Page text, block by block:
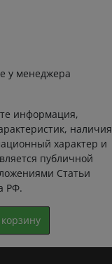
у менеджера
информация,
наличия
характер и
публичной
Статьи
РФ.